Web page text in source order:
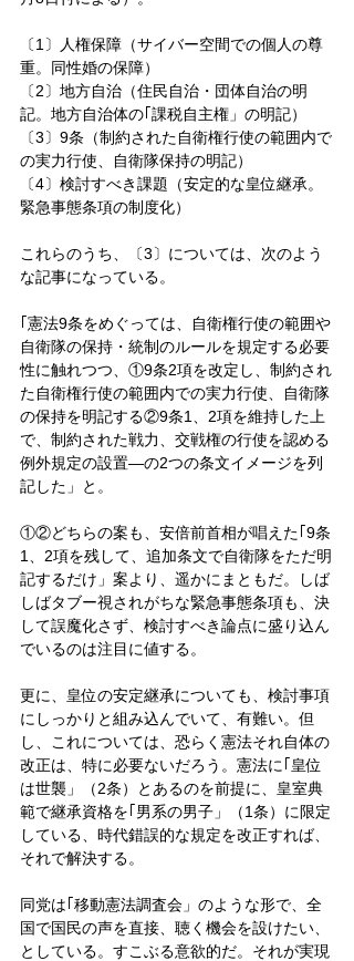
〔1〕人権保障（サイバー空間での個人の尊
重。同性婚の保障）
〔2〕地方自治（住民自治・団体自治の明
記。地方自治体の｢課税自主権」の明記）
〔3〕9条（制約された自衛権行使の範囲内で
の実力行使、自衛隊保持の明記）
〔4〕検討すべき課題（安定的な皇位継承。
緊急事態条項の制度化）
これらのうち、〔3〕については、次のよう
な記事になっている。
｢憲法9条をめぐっては、自衛権行使の範囲や
自衛隊の保持・統制のルールを規定する必要
性に触れつつ、①9条2項を改定し、制約され
た自衛権行使の範囲内での実力行使、自衛隊
の保持を明記する②9条1、2項を維持した上
で、制約された戦力、交戦権の行使を認める
例外規定の設置―の2つの条文イメージを列
記した」と。
①②どちらの案も、安倍前首相が唱えた｢9条
1、2項を残して、追加条文で自衛隊をただ明
記するだけ」案より、遥かにまともだ。しば
しばタブー視されがちな緊急事態条項も、決
して誤魔化さず、検討すべき論点に盛り込ん
でいるのは注目に値する。
更に、皇位の安定継承についても、検討事項
にしっかりと組み込んでいて、有難い。但
し、これについては、恐らく憲法それ自体の
改正は、特に必要ないだろう。憲法に｢皇位
は世襲」（2条）とあるのを前提に、皇室典
範で継承資格を｢男系の男子」（1条）に限定
している、時代錯誤的な規定を改正すれば、
それで解決する。
同党は｢移動憲法調査会」のような形で、全
国で国民の声を直接、聴く機会を設けたい、
としている。すこぶる意欲的だ。それが実現